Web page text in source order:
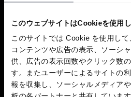
このウェブサイトはCookieを使用
このサイトでは Cookie を使用し
コンテンツや広告の表示、ソーシ
供、広告の表示回数やクリック数
す。またユーザーによるサイトの
報を収集し、ソーシャルメディア
見てみる